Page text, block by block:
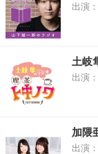
出演
土岐
出演
加隈
出演